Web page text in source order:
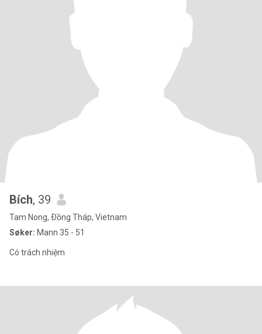
Bích, 39
Tam Nong, Ðồng Tháp, Vietnam
Søker: Mann 35 - 51
Có trách nhiệm